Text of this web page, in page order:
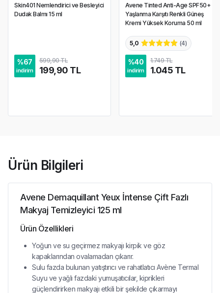
Skin401 Nemlendirici ve Besleyici
Dudak Balmı 15 ml
%67
indirim
599,90 TL
199,90 TL
Avene Tinted Anti-Age SPF50+
Yaşlanma Karşıtı Renkli Güneş
Kremi Yüksek Koruma 50 ml
5,0 (4)
%40
indirim
1.749 TL
1.045 TL
Ürün Bilgileri
Avene Demaquillant Yeux İntense Çift Fazlı
Makyaj Temizleyici 125 ml
Ürün Özellikleri
Yoğun ve su geçirmez makyajı kirpik ve göz
kapaklarından ovalamadan çıkarır.
Sulu fazda bulunan yatıştırıcı ve rahatlatıcı Avène Termal
Suyu ve yağlı fazdaki yumuşatıcılar, kiprikleri
güçlendirirken makyajı etkili bir şekilde çıkarmayı